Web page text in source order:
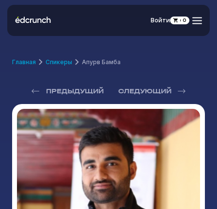
Войти 0
Главная Спикеры Апурв Бамба
ПРЕДЫДУЩИЙ СЛЕДУЮЩИЙ